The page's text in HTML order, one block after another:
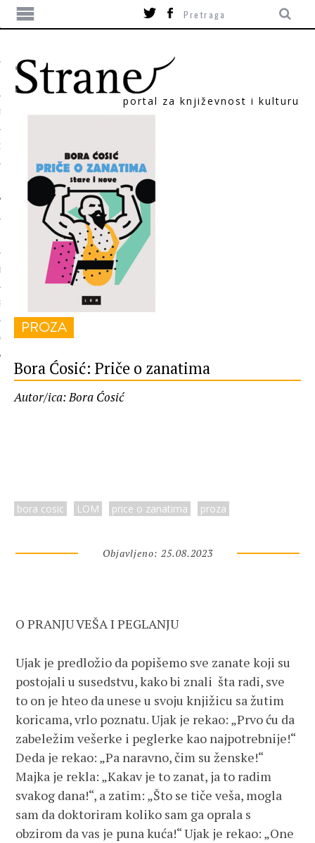
portal za književnost i kulturu
PROZA
Bora Ćosić: Priče o zanatima
Autor/ica: Bora Ćosić
bora cosic LOM price o zanatima proza
Objavljeno: 25.08.2023
O PRANJU VEŠA I PEGLANJU
Ujak je predložio da popišemo sve zanate koji su
postojali u susedstvu, kako bi znali šta radi, sve
to on je hteo da unese u svoju knjižicu sa žutim
koricama, vrlo poznatu. Ujak je rekao: „Prvo ću da
zabeležim vešerke i peglerke kao najpotrebnije!“
Deda je rekao: „Pa naravno, čim su ženske!“
Majka je rekla: „Kakav je to zanat, ja to radim
svakog dana!“, a zatim: „Što se tiče veša, mogla
sam da doktoriram koliko sam ga oprala s
obzirom da vas je puna kuća!“ Ujak je rekao: „One